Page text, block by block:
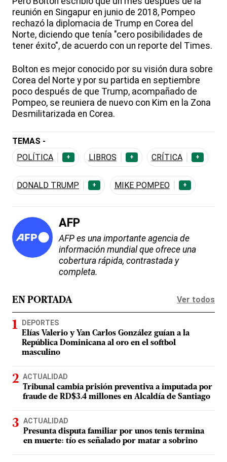
reunión en Singapur en junio de 2018, Pompeo
rechazó la diplomacia de Trump en Corea del
Norte, diciendo que tenía "cero posibilidades de
tener éxito", de acuerdo con un reporte del Times.
Bolton es mejor conocido por su visión dura sobre
Corea del Norte y por su partida en septiembre
poco después de que Trump, acompañado de
Pompeo, se reuniera de nuevo con Kim en la Zona
Desmilitarizada en Corea.
TEMAS -
POLÍTICA
+ LIBROS + CRÍTICA +
DONALD TRUMP + MIKE POMPEO +
AFP
AFP es una importante agencia de
información mundial que ofrece una
cobertura rápida, contrastada y
completa.
EN PORTADA Ver todos
DEPORTES
Elías Valerio y Yan Carlos González guían a la
República Dominicana al oro en el softbol
masculino
ACTUALIDAD
Tribunal cambia prisión preventiva a imputada por
fraude de RD$3.4 millones en Alcaldía de Santiago
ACTUALIDAD
Presunta disputa familiar por unos tenis termina
en muerte: tío es señalado por matar a sobrino